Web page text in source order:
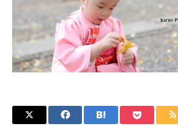
レッスン/撮影会
取材・企業・オーナーさま
Q&A